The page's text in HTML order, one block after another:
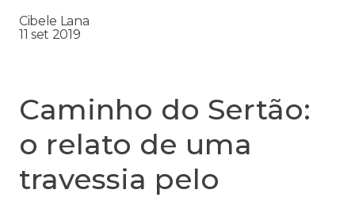
Cibele Lana
11 set 2019
Caminho do Sertão:
o relato de uma
travessia pelo